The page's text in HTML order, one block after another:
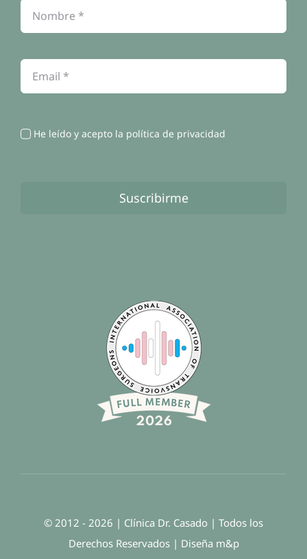
Política de cookies
Contacto
He leído y acepto la política de privacidad
Suscribirme
© 2012 - 2026 | Clínica Dr. Casado | Todos los
Derechos Reservados | Diseña m&p